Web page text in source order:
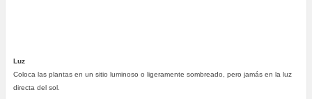
Luz
Coloca las plantas en un sitio luminoso o ligeramente sombreado, pero jamás en la luz
directa del sol.